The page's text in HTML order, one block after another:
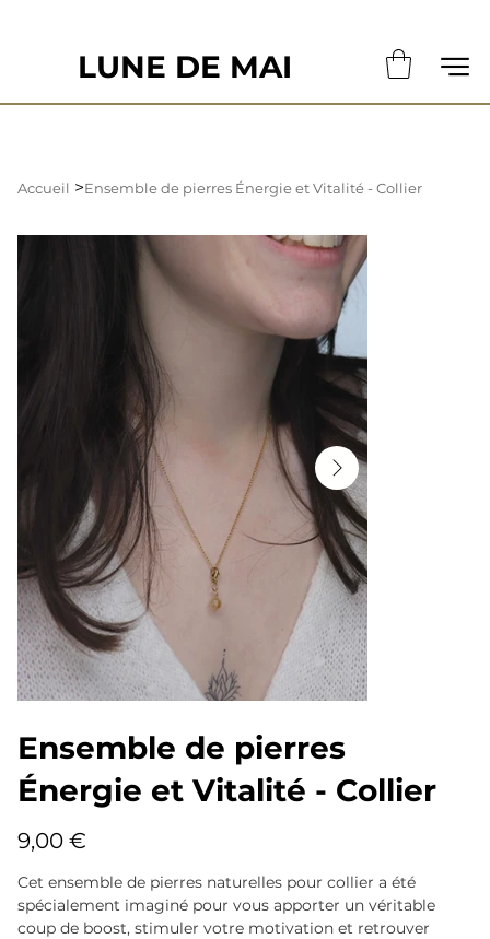
LUNE DE MAI
Accueil >Ensemble de pierres Énergie et Vitalité - Collier
Ensemble de pierres
Énergie et Vitalité - Collier
Prix
9,00 €
Cet ensemble de pierres naturelles pour collier a été
spécialement imaginé pour vous apporter un véritable
coup de boost, stimuler votre motivation et retrouver